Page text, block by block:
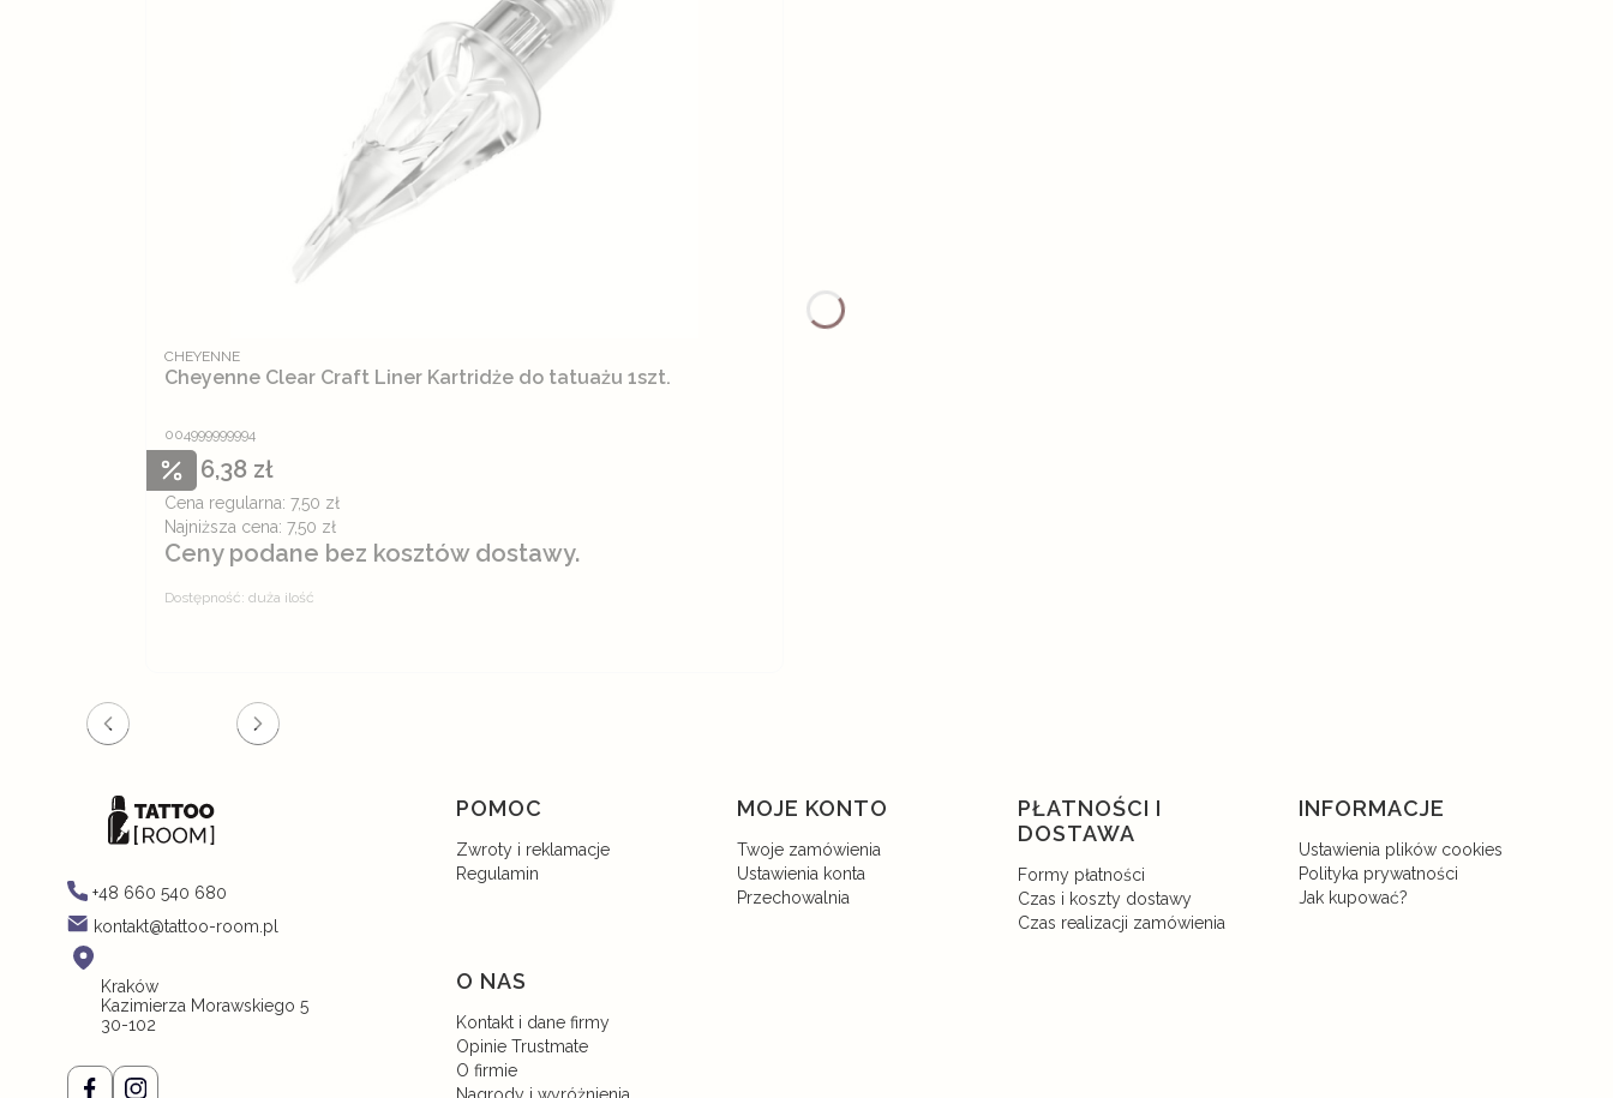
004999999994
Cheyenne Clear Craft Liner Kartridże do tatuażu 1szt.
PRODUCENT
CHEYENNE
Cena promocyjna
6,38 zł
Cena regularna: 7,50 zł
Najniższa cena: 7,50 zł
Ceny podane bez kosztów dostawy.
Dostępność: duża ilość
+48 660 540 680
kontakt@tattoo-room.pl
Kraków
Kazimierza Morawskiego 5
30-102
Linki w stopce
POMOC
Zwroty i reklamacje
Regulamin
MOJE KONTO
Twoje zamówienia
Ustawienia konta
Przechowalnia
PŁATNOŚCI I
DOSTAWA
Formy płatności
Czas i koszty dostawy
Czas realizacji zamówienia
INFORMACJE
Ustawienia plików cookies
Polityka prywatności
Jak kupować?
O NAS
Kontakt i dane firmy
Opinie Trustmate
O firmie